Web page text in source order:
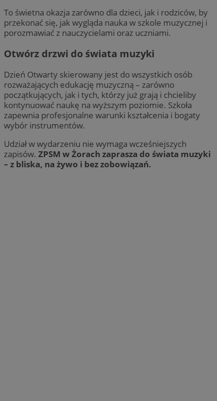
To świetna okazja zarówno dla dzieci, jak i rodziców, by
przekonać się, jak wygląda nauka w szkole muzycznej i
porozmawiać z nauczycielami oraz uczniami.
Otwórz drzwi do świata muzyki
Dzień Otwarty skierowany jest do wszystkich osób
rozważających edukację muzyczną – zarówno
początkujących, jak i tych, którzy już grają i chcieliby
kontynuować naukę na wyższym poziomie. Szkoła
zapewnia profesjonalne warunki kształcenia i bogaty
wybór instrumentów.
Udział w wydarzeniu nie wymaga wcześniejszych
zapisów. ZPSM w Żorach zaprasza do świata muzyki
– z bliska, na żywo i bez zobowiązań.